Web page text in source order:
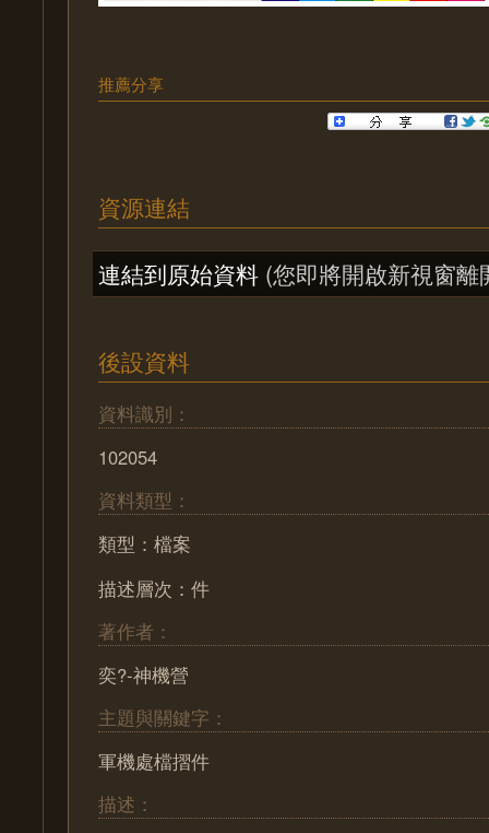
推薦分享
資源連結
連結到原始資料 (您即將開啟新視窗離
後設資料
資料識別：
102054
資料類型：
類型：檔案
描述層次：件
著作者：
奕?-神機營
主題與關鍵字：
軍機處檔摺件
描述：